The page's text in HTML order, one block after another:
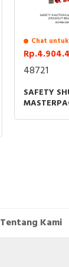
Chat
48721
SAFETY
Tentang Kami